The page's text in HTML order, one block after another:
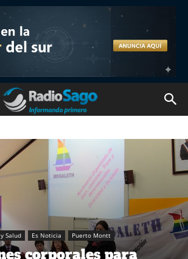
Salud Es Noticia Puerto Montt
corporales para